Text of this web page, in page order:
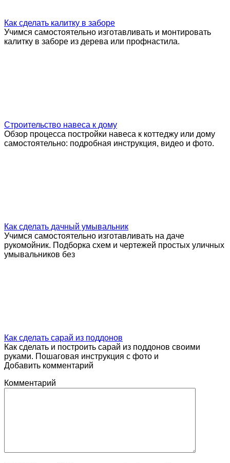
Как сделать калитку в заборе
Учимся самостоятельно изготавливать и монтировать
калитку в заборе из дерева или профнастила.
Строительство навеса к дому
Обзор процесса постройки навеса к коттеджу или дому
самостоятельно: подробная инструкция, видео и фото.
Как сделать дачный умывальник
Учимся самостоятельно изготавливать на даче
рукомойник. Подборка схем и чертежей простых уличных
умывальников без
Как сделать сарай из поддонов
Как сделать и построить сарай из поддонов своими
руками. Пошаговая инструкция с фото и
Добавить комментарий
Комментарий